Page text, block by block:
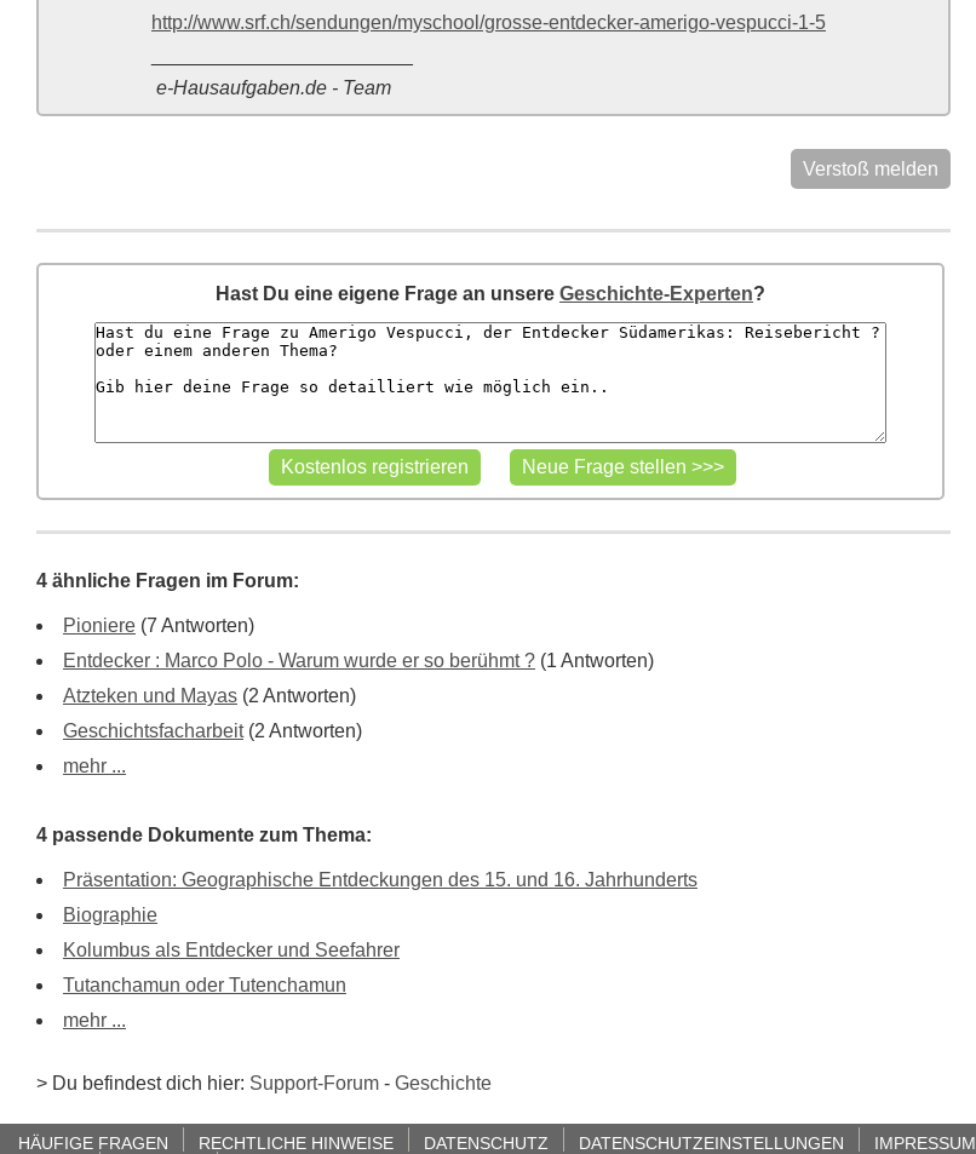
http://www.srf.ch/sendungen/myschool/grosse-entdecker-amerigo-vespucci-1-5
e-Hausaufgaben.de - Team
Verstoß melden
Hast Du eine eigene Frage an unsere Geschichte-Experten?
4 ähnliche Fragen im Forum:
Pioniere (7 Antworten)
Entdecker : Marco Polo - Warum wurde er so berühmt ? (1 Antworten)
Atzteken und Mayas (2 Antworten)
Geschichtsfacharbeit(2 Antworten)
mehr ...
4 passende Dokumente zum Thema:
Präsentation: Geographische Entdeckungen des 15. und 16. Jahrhunderts
Biographie
Kolumbus als Entdecker und Seefahrer
Tutanchamun oder Tutenchamun
mehr ...
> Du befindest dich hier: Support-Forum - Geschichte
HÄUFIGE FRAGEN RECHTLICHE HINWEISE DATENSCHUTZ DATENSCHUTZEINSTELLUNGEN IMPRESSUM